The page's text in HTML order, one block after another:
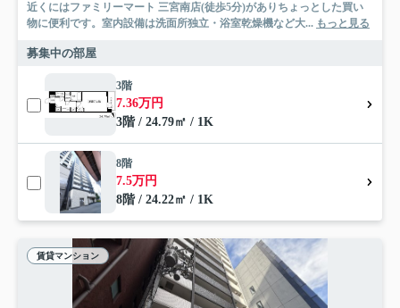
近くにはファミリーマート 三宮南店(徒歩5分)がありちょっとした買い
物に便利です。室内設備は洗面所独立・浴室乾燥機など大... もっと見る
募集中の部屋
3階
7.36万円
3階 / 24.79㎡ / 1K
8階
7.5万円
8階 / 24.22㎡ / 1K
賃貸マンション